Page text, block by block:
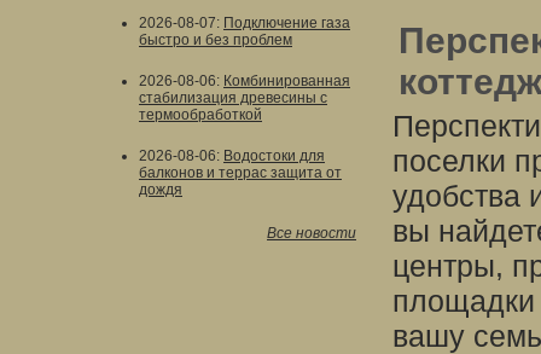
2026-08-07: Подключение газа
быстро и без проблем
2026-08-06: Комбинированная
стабилизация древесины с
термообработкой
2026-08-06: Водостоки для
балконов и террас защита от
дождя
Все новости
поселки
удобства
вы
центры,
площадки
вашу